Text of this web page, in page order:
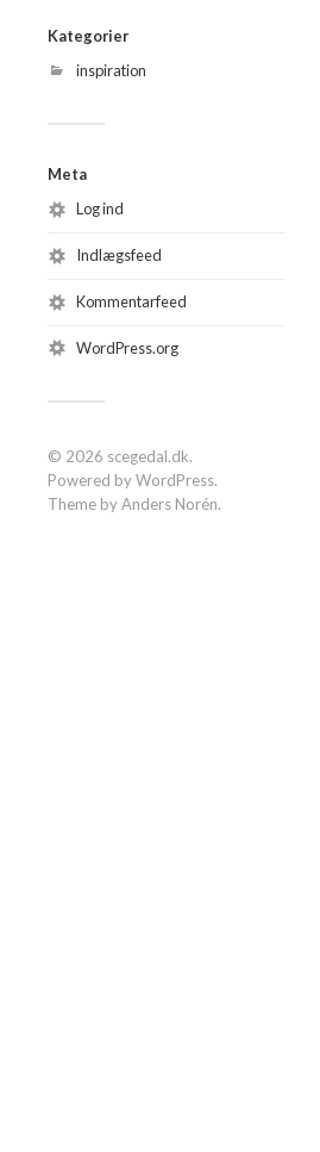
Kategorier
inspiration
Meta
Log ind
Indlægsfeed
Kommentarfeed
WordPress.org
© 2026 scegedal.dk.
Powered byWordPress.
Theme byAnders Norén.